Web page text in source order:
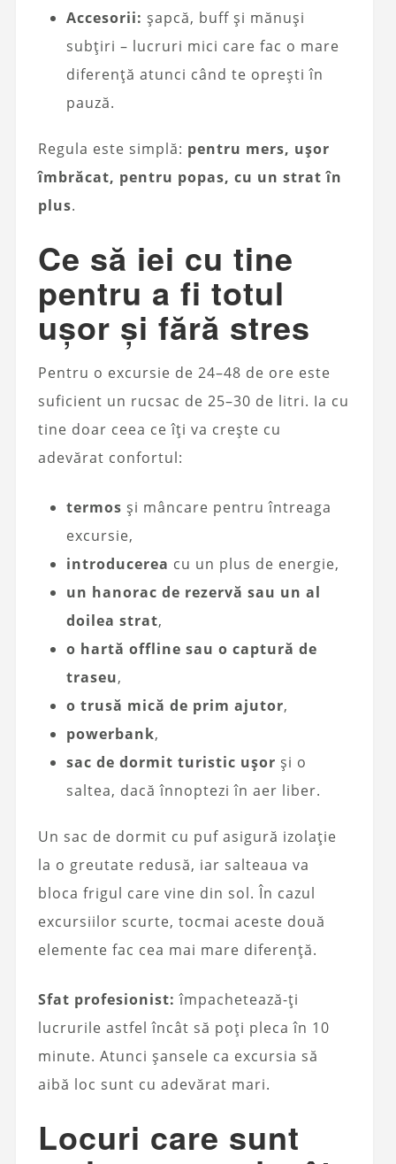
Accesorii: șapcă, buff și mănuși
subțiri – lucruri mici care fac o mare
diferență atunci când te oprești în
pauză.
Regula este simplă: pentru mers, ușor
îmbrăcat, pentru popas, cu un strat în
plus.
Ce să iei cu tine
pentru a fi totul
ușor și fără stres
Pentru o excursie de 24–48 de ore este
suficient un rucsac de 25–30 de litri. Ia cu
tine doar ceea ce îți va crește cu
adevărat confortul:
termos și mâncare pentru întreaga
excursie,
introducerea cu un plus de energie,
un hanorac de rezervă sau un al
doilea strat,
o hartă offline sau o captură de
traseu,
o trusă mică de prim ajutor,
powerbank,
sac de dormit turistic ușor și o
saltea, dacă înnoptezi în aer liber.
Un sac de dormit cu puf asigură izolație
la o greutate redusă, iar salteaua va
bloca frigul care vine din sol. În cazul
excursiilor scurte, tocmai aceste două
elemente fac cea mai mare diferență.
Sfat profesionist: împachetează-ți
lucrurile astfel încât să poți pleca în 10
minute. Atunci șansele ca excursia să
aibă loc sunt cu adevărat mari.
Locuri care sunt